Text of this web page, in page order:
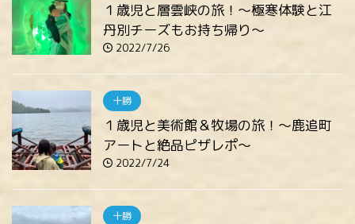
１歳児と層雲峡の旅！～極寒体験と江
丹別チーズもお持ち帰り～
2022/7/26
十勝
１歳児と美術館＆牧場の旅！～鹿追町
アートと絶品ピザレポ～
2022/7/24
十勝